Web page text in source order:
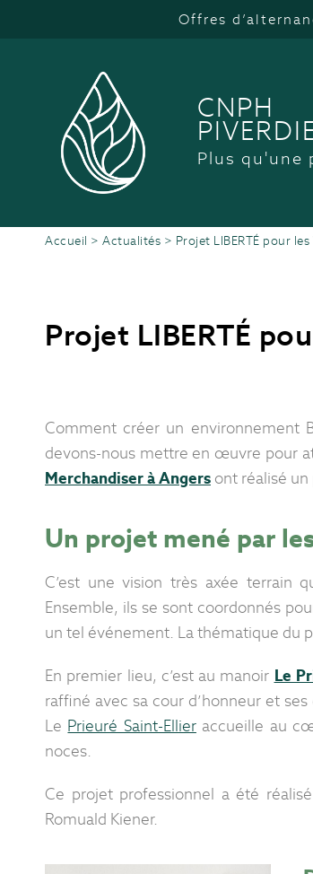
Offres
CNPH
Plus qu'une
Accueil > Actualités > Projet LIBERTÉ pour
Projet LIBERTÉ
Comment créer un environnement
devons-nous mettre en œuvre pour
Merchandiser à Angers ont réalisé
Un projet mené par
C’est une vision très axée terrain
Ensemble, ils se sont coordonnés
un tel événement. La thématique du
En premier lieu, c’est au manoir Le
raffiné avec sa cour d’honneur et
Le Prieuré Saint-Ellieraccueille au
noces.
Ce projet professionnel a été
Romuald Kiener.